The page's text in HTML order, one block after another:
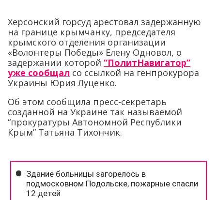
Херсонский горсуд арестовал задержанную
на границе крымчанку, председателя
крымского отделения организации
«Волонтеры Победы» Елену Одновол, о
задержании которой “ПолитНавигатор”
уже сообщал со ссылкой на генпрокурора
Украины Юрия Луценко.
Об этом сообщила пресс-секретарь
созданной на Украине так называемой
“прокуратуры Автономной Республики
Крым” Татьяна Тихончик.